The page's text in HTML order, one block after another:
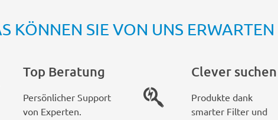
KÖNNEN SIE VON UNS ERWARTEN
Top Beratung
Persönlicher Support
von Experten.
Clever suchen
Produkte dank
smarter Filter und